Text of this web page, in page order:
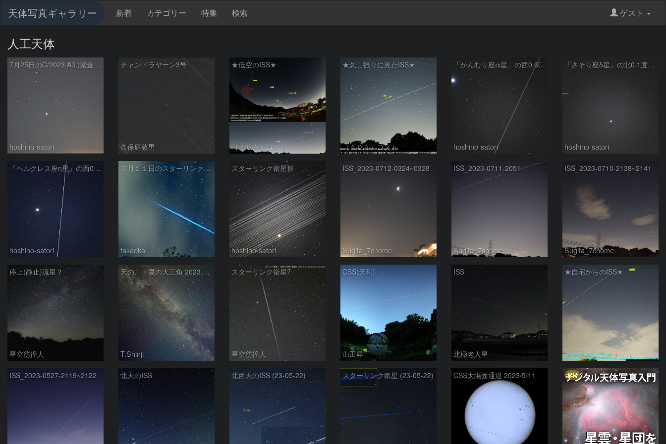
天体写真ギャラリー 新着 カテゴリー 特集 検索 ゲスト
人工天体
7月25日のC/2023 A3 (紫金山－ATLAS)
hoshino-satori
チャンドラヤーン3号
久保庭敦男
★低空のISS★
（＾０＾）コメト
★久し振りに見たISS★
（＾０＾）コメト
「かんむり座α星」の西0.6度付近を往く「Terra」
hoshino-satori
「さそり座δ星」の北0.1度付近を往く「X線天文衛星すざく」
hoshino-satori
「ヘルクレス座η星」の西0.2度付近を往く「Okean-O」
hoshino-satori
７月１１日のスターリンク衛星群
takaoka
スターリンク衛星群
hoshino-satori
ISS_2023-0712-0324~0328
Sugita_7chome
ISS_2023-0711-2051
Sugita_7chome
ISS_2023-0710-2138~2141
Sugita_7chome
停止(静止)流星？
星空彷徨人
天の川・夏の大三角 2023.06.20
T.Shinji
スターリンク衛星?
星空彷徨人
CSS(天和)
山田昇
ISS
北極老人星
★自宅からのISS★
（＾０＾）コメト
ISS_2023-0527-2119~2122 北天のISS 北西天のISS (23-05-22) スターリンク衛星 (23-05-22) CSS太陽面通過 2023/5/11 PR